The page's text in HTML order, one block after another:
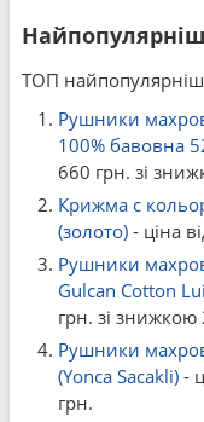
ТОП
Рушники
100% бавовна
660 грн. зі
Крижма c
(золото) - ціна
Рушники
Gulcan Cotton
грн. зі знижкою
Рушники
(Yonca Sacakli) -
грн.